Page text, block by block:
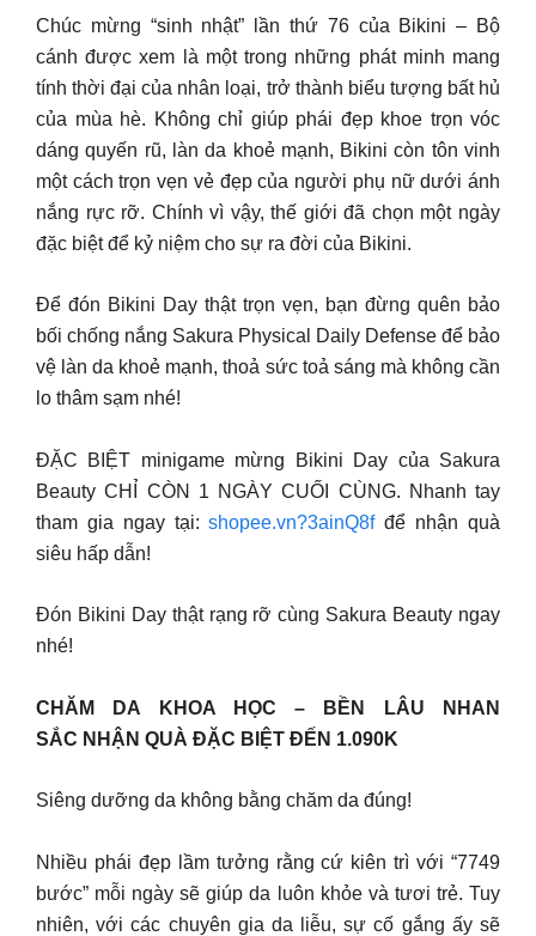
Chúc mừng “sinh nhật” lần thứ 76 của Bikini – Bộ
cánh được xem là một trong những phát minh mang
tính thời đại của nhân loại, trở thành biểu tượng bất hủ
của mùa hè. Không chỉ giúp phái đẹp khoe trọn vóc
dáng quyến rũ, làn da khoẻ mạnh, Bikini còn tôn vinh
một cách trọn vẹn vẻ đẹp của người phụ nữ dưới ánh
nắng rực rỡ. Chính vì vậy, thế giới đã chọn một ngày
đặc biệt để kỷ niệm cho sự ra đời của Bikini.
Để đón Bikini Day thật trọn vẹn, bạn đừng quên bảo
bối chống nắng Sakura Physical Daily Defense để bảo
vệ làn da khoẻ mạnh, thoả sức toả sáng mà không cần
lo thâm sạm nhé!
ĐẶC BIỆT minigame mừng Bikini Day của Sakura
Beauty CHỈ CÒN 1 NGÀY CUỐI CÙNG. Nhanh tay
tham gia ngay tại:shopee.vn?3ainQ8fđể nhận quà
siêu hấp dẫn!
Đón Bikini Day thật rạng rỡ cùng Sakura Beauty ngay
nhé!
CHĂM DA KHOA HỌC – BỀN LÂU NHAN
SẮC NHẬN QUÀ ĐẶC BIỆT ĐẾN 1.090K
Siêng dưỡng da không bằng chăm da đúng!
Nhiều phái đẹp lầm tưởng rằng cứ kiên trì với “7749
bước” mỗi ngày sẽ giúp da luôn khỏe và tươi trẻ. Tuy
nhiên, với các chuyên gia da liễu, sự cố gắng ấy sẽ